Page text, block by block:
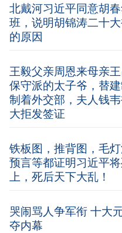
北戴河习近平同意胡
班，说明胡锦涛二十
的原因
王毅父亲周恩来母亲
保守派的太子爷，替
制着外交部，夫人钱
大拒发签证
铁板图，推背图，毛
预言等都证明习近平
上，死后天下大乱！
哭闹骂人争军衔 十大
夺内幕